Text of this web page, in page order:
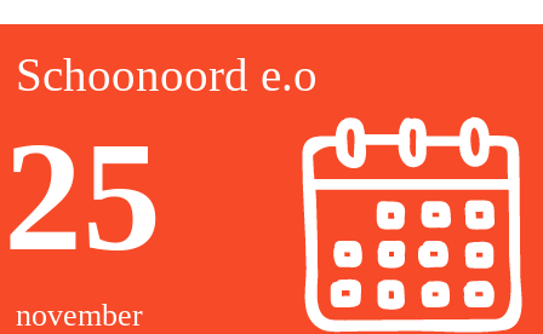
Schoonoord e.o
25
november